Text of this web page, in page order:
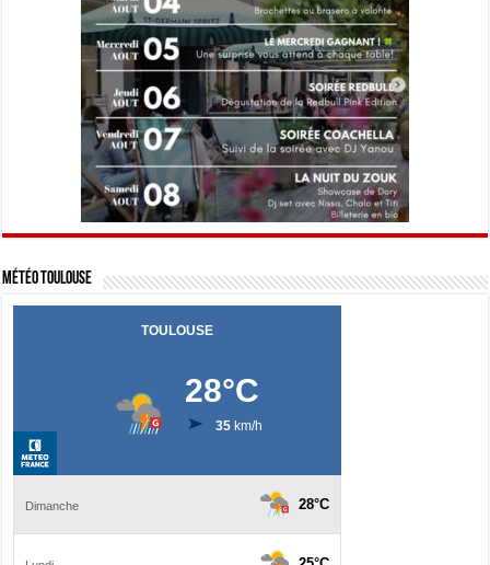
Météo Toulouse